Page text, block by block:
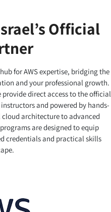
Official
for AWS expertise, bridging the
and your professional growth.
provide direct access to the official
and powered by hands-
architecture to advanced
are designed to equip
credentials and practical skills